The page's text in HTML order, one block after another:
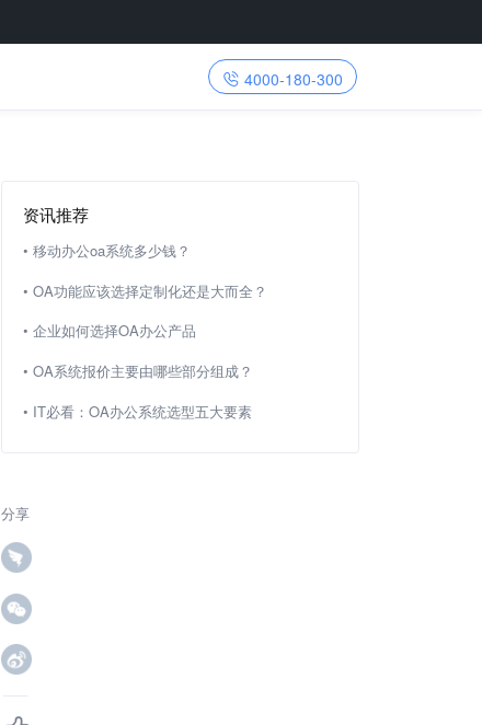
4000-180-300
资讯推荐
• 移动办公oa系统多少钱？
• OA功能应该选择定制化还是大而全？
• 企业如何选择OA办公产品
• OA系统报价主要由哪些部分组成？
• IT必看：OA办公系统选型五大要素
分享